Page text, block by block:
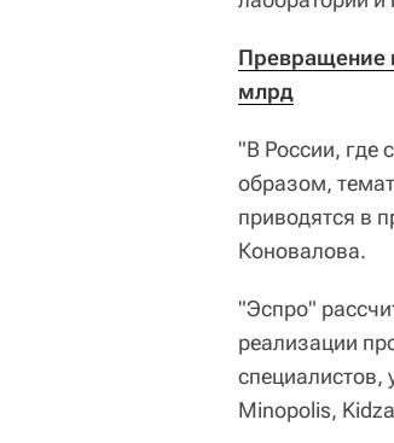
Превращение
млрд
"В России, где
образом,
приводятся в
Коновалова.
"Эспро"
реализации
специалистов,
Minopolis,